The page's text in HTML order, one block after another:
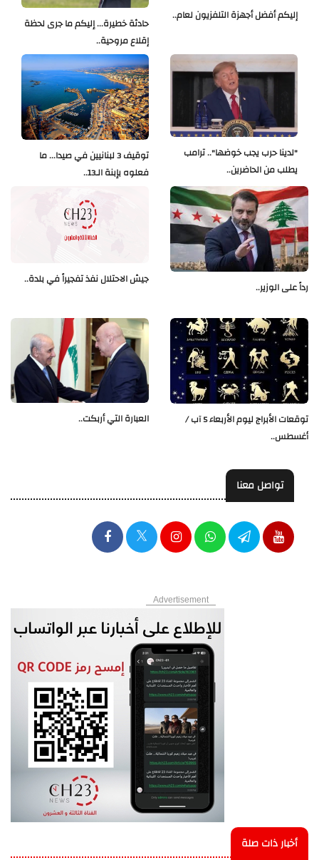
حادثة خطيرة... إليكم ما جرى لحظة
إقلاع مروحية..
إليكم أفضل أجهزة التلفزيون لعام..
توقيف 3 لبنانيين في صيدا... ما
فعلوه بإبنة الـ13..
"لدينا حرب يجب خوضها".. ترامب
يطلب من الحاضرين..
جيش الاحتلال نفذ تفجيراً في بلدة..
رداً على الوزير..
العبارة التي أربكت..
توقعات الأبراج ليوم الأربعاء 5 آب /
أغسطس..
تواصل معنا
Advertisement
أخبار ذات صلة